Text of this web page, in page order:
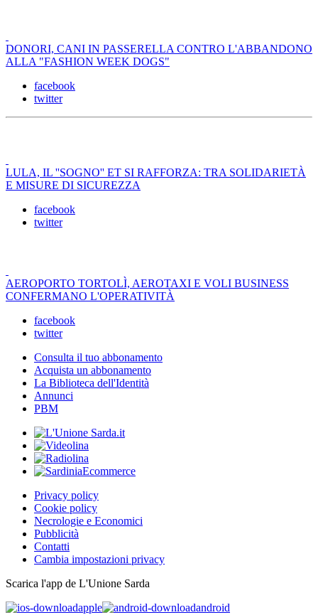
DONORI, CANI IN PASSERELLA CONTRO L'ABBANDONO
ALLA "FASHION WEEK DOGS"
facebook
twitter
LULA, IL ''SOGNO'' ET SI RAFFORZA: TRA SOLIDARIETÀ
E MISURE DI SICUREZZA
facebook
twitter
AEROPORTO TORTOLÌ, AEROTAXI E VOLI BUSINESS
CONFERMANO L'OPERATIVITÀ
facebook
twitter
Consulta il tuo abbonamento
Acquista un abbonamento
La Biblioteca dell'Identità
Annunci
PBM
Privacy policy
Cookie policy
Necrologie e Economici
Pubblicità
Contatti
Cambia impostazioni privacy
Scarica l'app de L'Unione Sarda
apple
android